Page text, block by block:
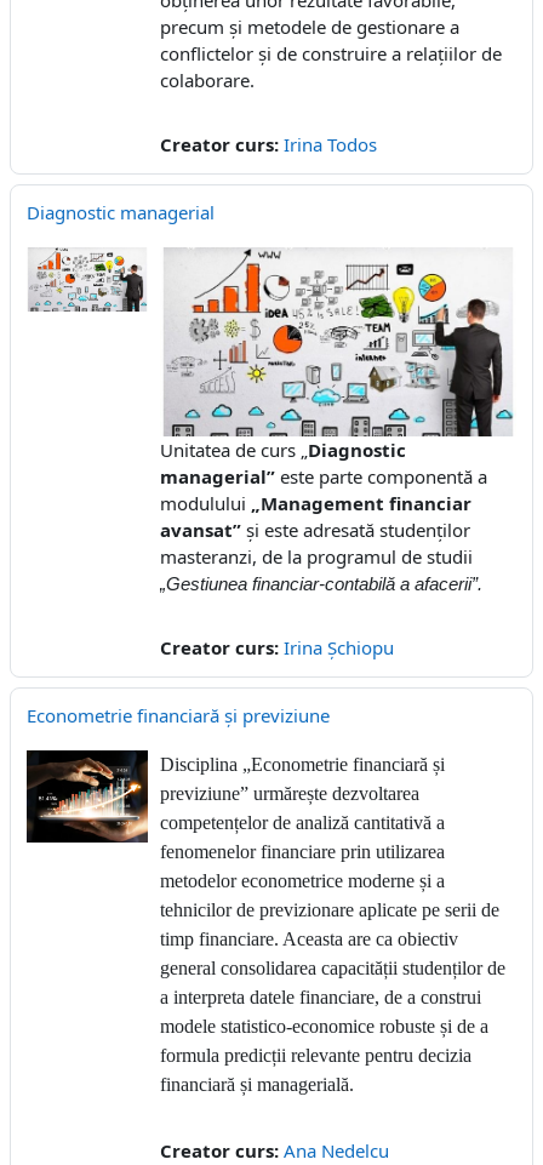
precum și metodele de gestionare a
conflictelor și de construire a relațiilor de
colaborare.
Creator curs: Irina Todos
Diagnostic managerial
Unitatea de curs „Diagnostic
managerial” este parte componentă a
modulului „Management financiar
avansat” și este adresată studenților
masteranzi, de la programul de studii
„Gestiunea financiar-contabilă a afacerii”.
Creator curs: Irina Șchiopu
Econometrie financiară și previziune
Disciplina „Econometrie financiară și
previziune” urmărește dezvoltarea
competențelor de analiză cantitativă a
fenomenelor financiare prin utilizarea
metodelor econometrice moderne și a
tehnicilor de previzionare aplicate pe serii de
timp financiare. Aceasta are ca obiectiv
general consolidarea capacității studenților de
a interpreta datele financiare, de a construi
modele statistico-economice robuste și de a
formula predicții relevante pentru decizia
financiară și managerială.
Creator curs: Ana Nedelcu